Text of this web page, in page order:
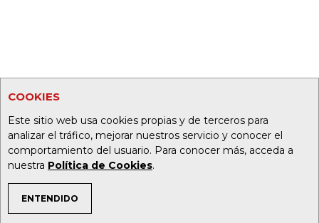
COOKIES
Este sitio web usa cookies propias y de terceros para
analizar el tráfico, mejorar nuestros servicio y conocer el
comportamiento del usuario. Para conocer más, acceda a
nuestra Política de Cookies.
ENTENDIDO
TEMAS DE INTERÉS